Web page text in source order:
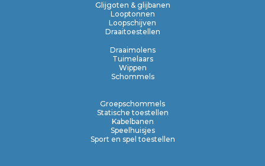
Glijgoten & glijbanen
Looptonnen
Loopschijven
Draaitoestellen
Draaimolens
Tuimelaars
Wippen
Schommels
Groepschommels
Statische toestellen
Kabelbanen
Speelhuisjes
Sport en spel toestellen